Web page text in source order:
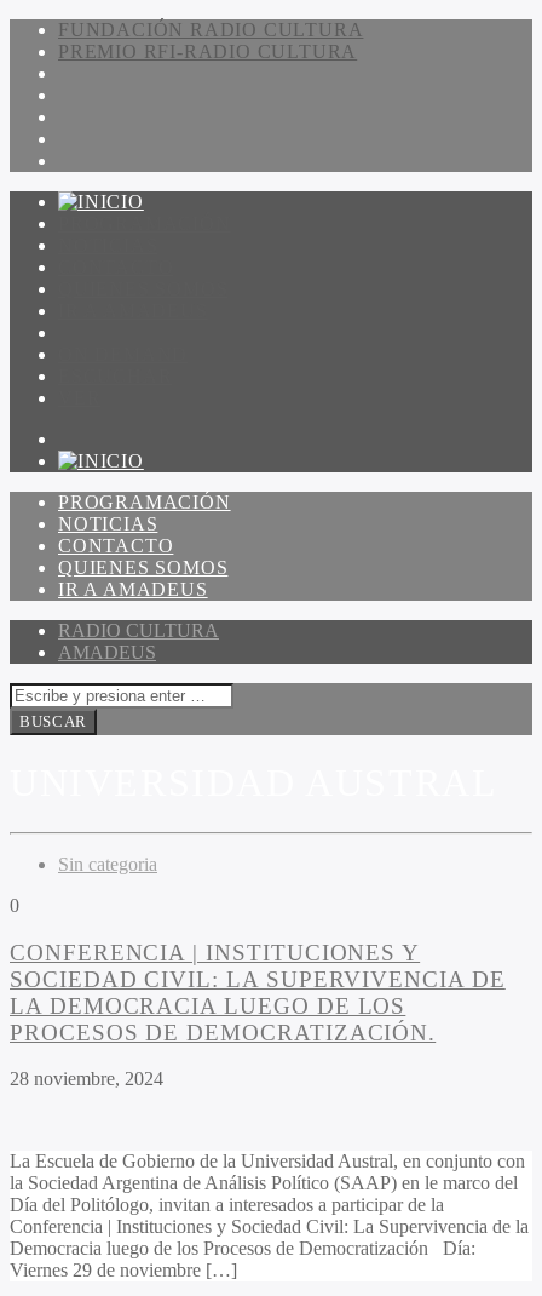
FUNDACIÓN RADIO CULTURA
PREMIO RFI-RADIO CULTURA
PROGRAMACIÓN
NOTICIAS
CONTACTO
QUIENES SOMOS
IR A AMADEUS
RADIO CULTURA
AMADEUS
Sin categoria
0
CONFERENCIA | INSTITUCIONES Y
SOCIEDAD CIVIL: LA SUPERVIVENCIA DE
LA DEMOCRACIA LUEGO DE LOS
PROCESOS DE DEMOCRATIZACIÓN.
28 noviembre, 2024
La Escuela de Gobierno de la Universidad Austral, en conjunto con
la Sociedad Argentina de Análisis Político (SAAP) en le marco del
Día del Politólogo, invitan a interesados a participar de la
Conferencia | Instituciones y Sociedad Civil: La Supervivencia de la
Democracia luego de los Procesos de Democratización Día:
Viernes 29 de noviembre […]